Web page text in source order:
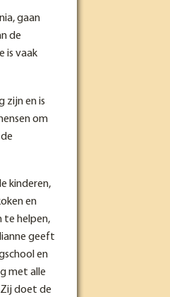
gaan
de
is vaak
zijn en is
om
kinderen,
en
te helpen,
geeft
en
met alle
Zij doet de